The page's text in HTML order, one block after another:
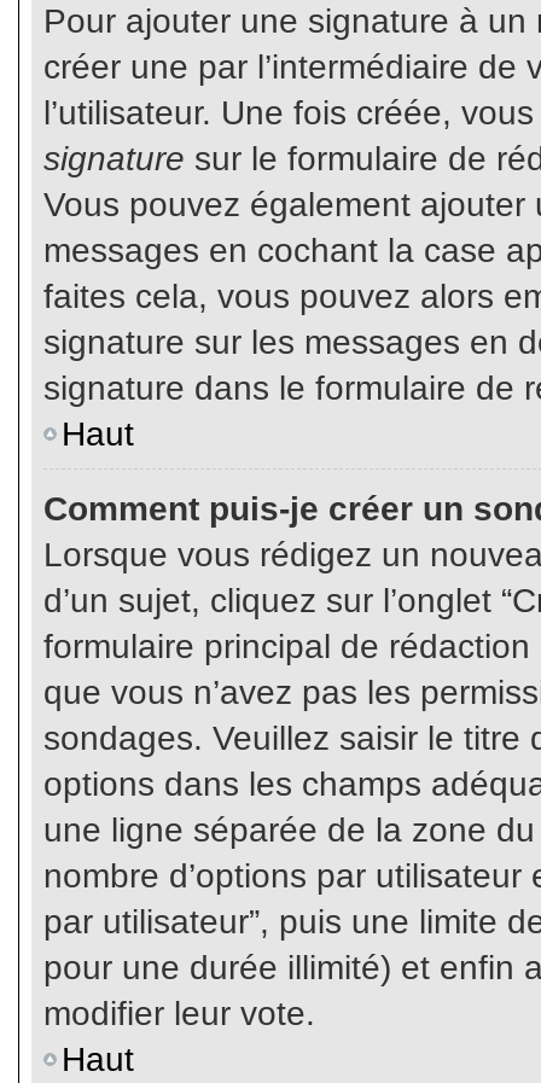
Pour ajouter une signature à un
créer une par l’intermédiaire
l’utilisateur. Une fois créée,
signature sur le formulaire de
Vous pouvez également
messages en cochant la case
faites cela, vous pouvez alors
signature sur les messages en
signature dans le formulaire de
Haut
Comment puis-je créer un
Lorsque vous rédigez un
d’un sujet, cliquez sur l’onglet
formulaire principal de
que vous n’avez pas les
sondages. Veuillez saisir le
options dans les champs
une ligne séparée de la zone
nombre d’options par
par utilisateur”, puis une limite
pour une durée illimité) et enfin
modifier leur vote.
Haut